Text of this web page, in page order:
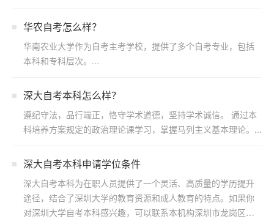
华农自考怎么样？
华南农业大学作为自考主考学校，提供了多个自考专业，包括
本科和专科层次。...
深大自考本科怎么样？
遵纪守法，品行端正，恪守学术道德，坚持学术诚信。 通过本
科培养方案规定的政治理论课学习，掌握马列主义基本理论。...
深大自考本科申请学位条件
深大自考本科为在职人员提供了一个灵活、高质量的学历提升
途径，结合了深圳大学的教育资源和成人教育的特点。如果你
对深圳大学自考本科感兴趣，可以联系本机构深圳市龙岗区浩